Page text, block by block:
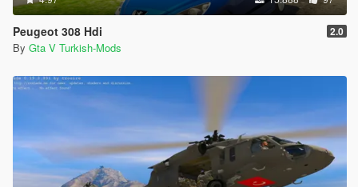
Peugeot 308 Hdi 2.0
By Gta V Turkish-Mods